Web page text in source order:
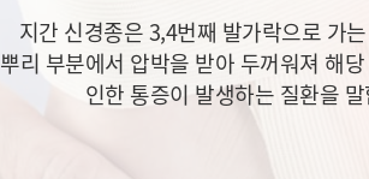
지간 신경종은 3,4번째 발가락으로 가
뿌리 부분에서 압박을 받아 두꺼워져 해
인한 통증이 발생하는 질환을